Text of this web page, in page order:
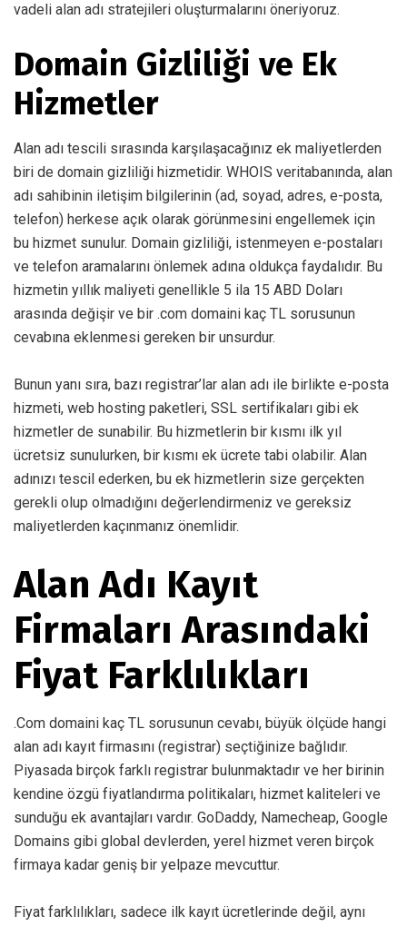
vadeli alan adı stratejileri oluşturmalarını öneriyoruz.
Domain Gizliliği ve Ek
Hizmetler
Alan adı tescili sırasında karşılaşacağınız ek maliyetlerden
biri de domain gizliliği hizmetidir. WHOIS veritabanında, alan
adı sahibinin iletişim bilgilerinin (ad, soyad, adres, e-posta,
telefon) herkese açık olarak görünmesini engellemek için
bu hizmet sunulur. Domain gizliliği, istenmeyen e-postaları
ve telefon aramalarını önlemek adına oldukça faydalıdır. Bu
hizmetin yıllık maliyeti genellikle 5 ila 15 ABD Doları
arasında değişir ve bir .com domaini kaç TL sorusunun
cevabına eklenmesi gereken bir unsurdur.
Bunun yanı sıra, bazı registrar’lar alan adı ile birlikte e-posta
hizmeti, web hosting paketleri, SSL sertifikaları gibi ek
hizmetler de sunabilir. Bu hizmetlerin bir kısmı ilk yıl
ücretsiz sunulurken, bir kısmı ek ücrete tabi olabilir. Alan
adınızı tescil ederken, bu ek hizmetlerin size gerçekten
gerekli olup olmadığını değerlendirmeniz ve gereksiz
maliyetlerden kaçınmanız önemlidir.
Alan Adı Kayıt
Firmaları Arasındaki
Fiyat Farklılıkları
.Com domaini kaç TL sorusunun cevabı, büyük ölçüde hangi
alan adı kayıt firmasını (registrar) seçtiğinize bağlıdır.
Piyasada birçok farklı registrar bulunmaktadır ve her birinin
kendine özgü fiyatlandırma politikaları, hizmet kaliteleri ve
sunduğu ek avantajları vardır. GoDaddy, Namecheap, Google
Domains gibi global devlerden, yerel hizmet veren birçok
firmaya kadar geniş bir yelpaze mevcuttur.
Fiyat farklılıkları, sadece ilk kayıt ücretlerinde değil, aynı